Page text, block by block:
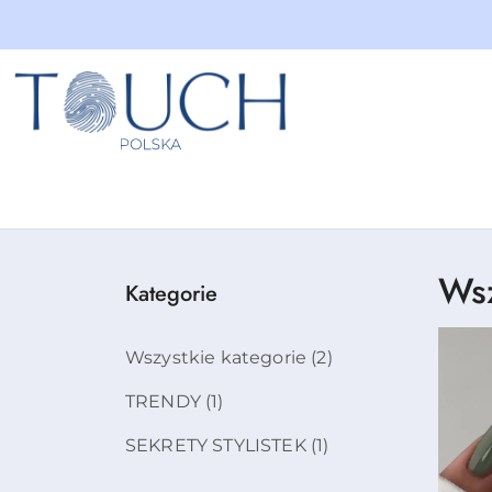
Kategorie
Wszystkie kategorie (2)
TRENDY (1)
SEKRETY STYLISTEK (1)